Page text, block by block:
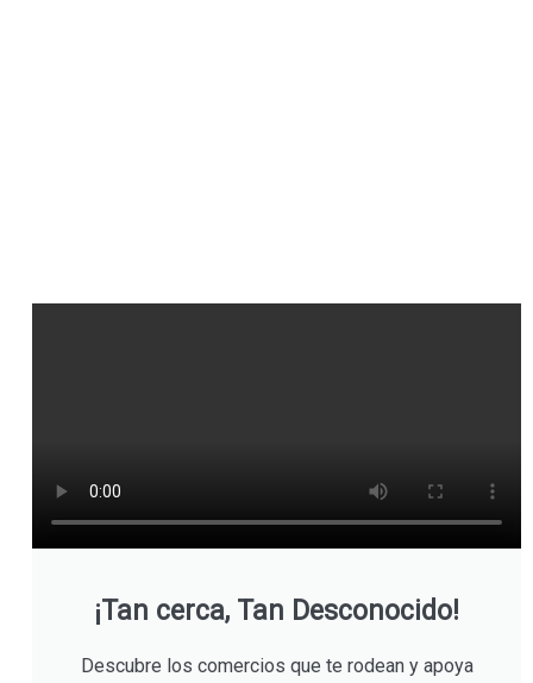
¡Tan cerca, Tan Desconocido!
Descubre los comercios que te rodean y apoya